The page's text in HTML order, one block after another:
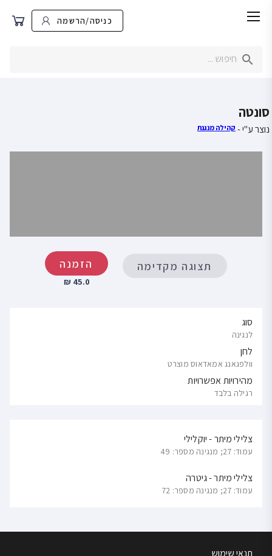
כניסה/הרשמה
סונטה
נוצר ע"י - קהילה מנגנת
תצוגה מקדימה הזמנה
45.0 ₪
סוג
לנגינה
לחן
וולפגאנג אמאדאוס מוצרט
מהירויות אפשרויות
רגילה בלבד
צלילי מיתר - יוקלילי
עמוד: 27; מנגינה מספר: 49
צלילי מיתר - גיטרה
עמוד: 27; מנגינה מספר: 72
תנאי שימוש